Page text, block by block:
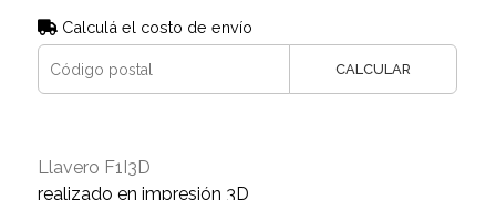
Calculá el costo de envío
CALCULAR
Llavero F1I3D
realizado en impresión 3D